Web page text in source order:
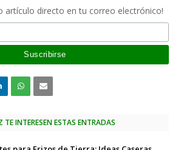
artículo directo en tu correo electrónico!
TE INTERESEN ESTAS ENTRADAS